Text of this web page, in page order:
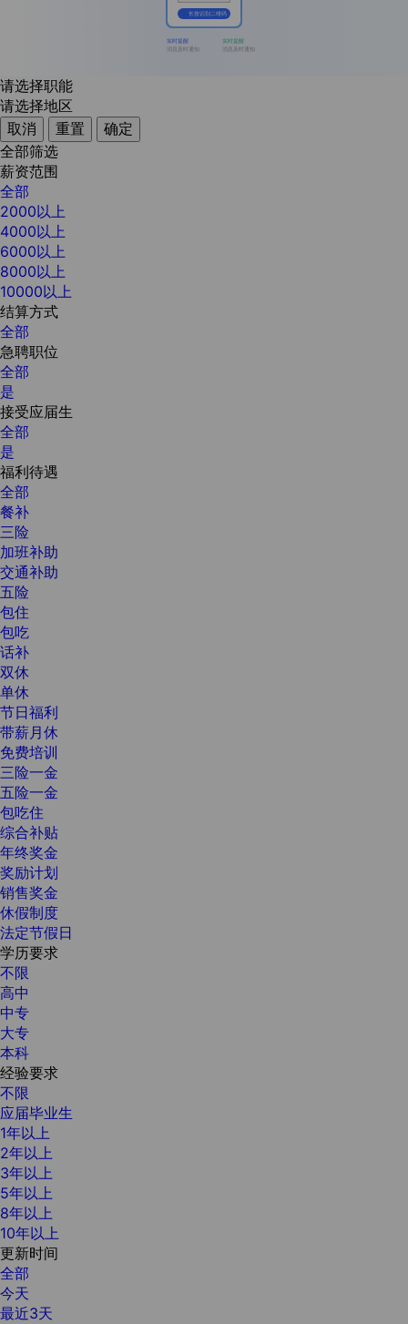
长按识别二维码
实时提醒
消息及时通知
实时提醒
消息及时通知
请选择职能
请选择地区
取消
重置
确定
全部筛选
薪资范围
全部
2000以上
4000以上
6000以上
8000以上
10000以上
结算方式
全部
急聘职位
全部
是
接受应届生
全部
是
福利待遇
全部
餐补
三险
加班补助
交通补助
五险
包住
包吃
话补
双休
单休
节日福利
带薪月休
免费培训
三险一金
五险一金
包吃住
综合补贴
年终奖金
奖励计划
销售奖金
休假制度
法定节假日
学历要求
不限
高中
中专
大专
本科
经验要求
不限
应届毕业生
1年以上
2年以上
3年以上
5年以上
8年以上
10年以上
更新时间
全部
今天
最近3天